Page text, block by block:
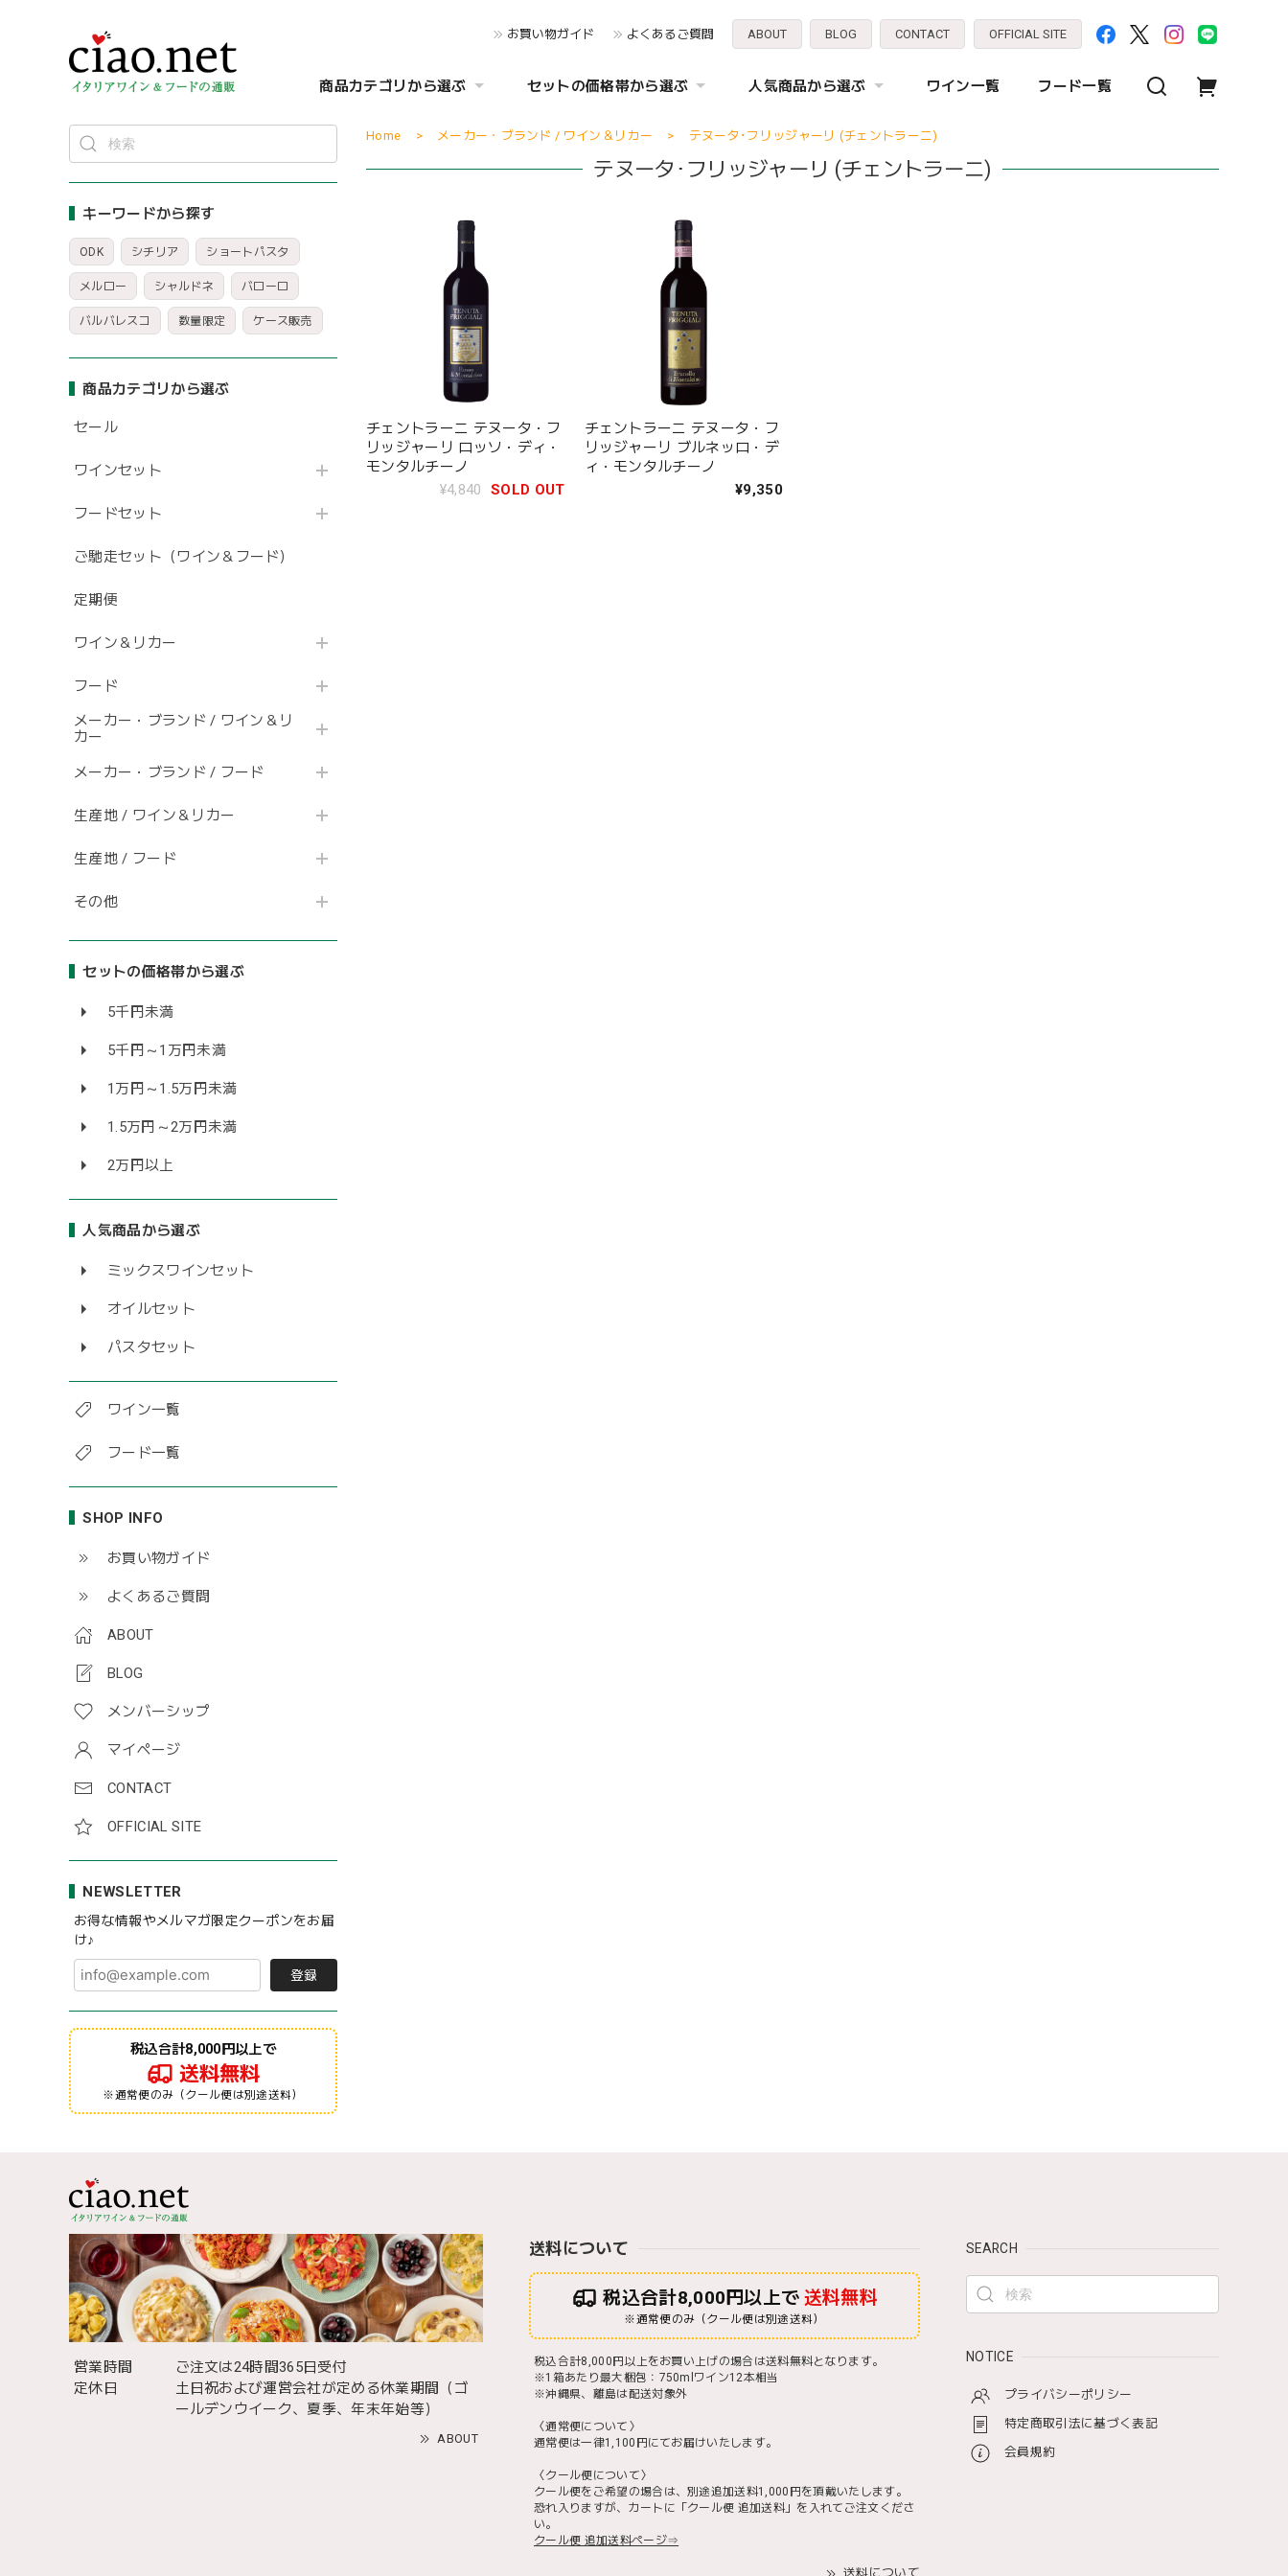
お買い物ガイド よくあるご質問 ABOUT BLOG CONTACT OFFICIAL SITE
商品カテゴリから選ぶ セットの価格帯から選ぶ 人気商品から選ぶ ワイン一覧 フード一覧
キーワードから探す
ODK シチリア ショートパスタ
メルロー シャルドネ バローロ
バルバレスコ 数量限定 ケース販売
商品カテゴリから選ぶ
セール
ワインセット
フードセット
ご馳走セット（ワイン＆フード）
定期便
ワイン＆リカー
フード
メーカー・ブランド / ワイン＆リ
カー
メーカー・ブランド / フード
生産地 / ワイン＆リカー
生産地 / フード
その他
セットの価格帯から選ぶ
5千円未満
5千円～1万円未満
1万円～1.5万円未満
1.5万円～2万円未満
2万円以上
人気商品から選ぶ
ミックスワインセット
オイルセット
パスタセット
ワイン一覧
フード一覧
SHOP INFO
お買い物ガイド
よくあるご質問
ABOUT
BLOG
メンバーシップ
マイページ
CONTACT
OFFICIAL SITE
NEWSLETTER
お得な情報やメルマガ限定クーポンをお届
け♪
登録
税込合計8,000円以上で
送料無料
※通常便のみ（クール便は別途送料）
Home メーカー・ブランド / ワイン＆リカー テヌータ･フリッジャーリ (チェントラーニ)
テヌータ･フリッジャーリ (チェントラーニ)
チェントラーニ テヌータ・フ
リッジャーリ ロッソ・ディ・
モンタルチーノ
¥4,840
SOLD OUT
チェントラーニ テヌータ・フ
リッジャーリ ブルネッロ・デ
ィ・モンタルチーノ
¥9,350
営業時間
ご注文は24時間365日受付
定休日
土日祝および運営会社が定める休業期間（ゴ
ールデンウイーク、夏季、年末年始等）
ABOUT
送料について
税込合計8,000円以上で 送料無料
※通常便のみ（クール便は別途送料）
税込合計8,000円以上をお買い上げの場合は送料無料となります。
※1箱あたり最大梱包：750mlワイン12本相当
※沖縄県、離島は配送対象外
〈通常便について〉
通常便は一律1,100円にてお届けいたします。
〈クール便について〉
クール便をご希望の場合は、別途追加送料1,000円を頂戴いたします。
恐れ入りますが、カートに「クール便 追加送料」を入れてご注文くださ
い。
クール便 追加送料ページ⇒
送料について
SEARCH
NOTICE
プライバシーポリシー
特定商取引法に基づく表記
会員規約